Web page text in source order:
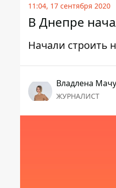
11:04, 17 сентября 2020
В Днепре
Начали строить
Владлена
ЖУРНАЛИСТ